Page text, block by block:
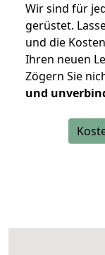
Wir sind für
gerüstet.
und die
Ihren neuen
Zögern Sie
und